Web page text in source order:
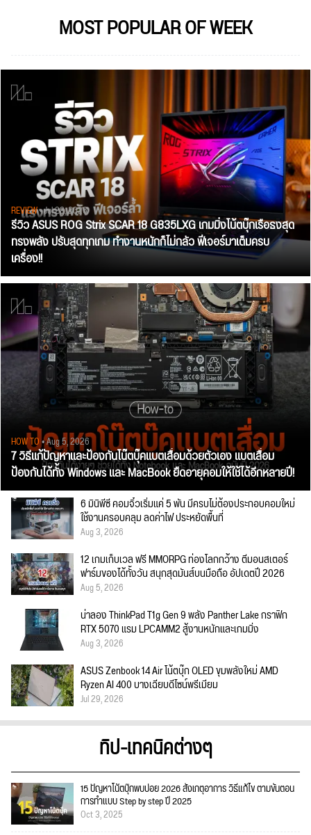
MOST POPULAR OF WEEK
REVIEW• Jul 28, 2026
รีวิว ASUS ROG Strix SCAR 18 G835LXG เกมมิ่งโน้ตบุ๊กเรือธงสุด
ทรงพลัง ปรับสุดทุกเกม ทำงานหนักก็ไม่กลัว ฟีเจอร์มาเต็มครบ
เครื่อง!!
HOW TO• Aug 5, 2026
7 วิธีแก้ปัญหาและป้องกันโน๊ตบุ๊คแบตเสื่อมด้วยตัวเอง แบตเสื่อม
ป้องกันได้ทั้ง Windows และ MacBook ยืดอายุคอมให้ใช้ได้อีกหลายปี!
6 มินิพีซี คอมจิ๋วเริ่มแค่ 5 พัน มีครบไม่ต้องประกอบคอมใหม่
ใช้งานครอบคลุม ลดค่าไฟ ประหยัดพื้นที่
Aug 3, 2026
12 เกมเก็บเวล ฟรี MMORPG ท่องโลกกว้าง ตีมอนสเตอร์
ฟาร์มของได้ทั้งวัน สนุกสุดมันส์บนมือถือ อัปเดตปี 2026
Aug 5, 2026
น่าลอง ThinkPad T1g Gen 9 พลัง Panther Lake กราฟิก
RTX 5070 แรม LPCAMM2 สู้งานหนักและเกมมิ่ง
Aug 3, 2026
ASUS Zenbook 14 Air โน้ตบุ๊ก OLED ขุมพลังใหม่ AMD
Ryzen AI 400 บางเฉียบดีไซน์พรีเมียม
Jul 29, 2026
ทิป-เทคนิคต่างๆ
15 ปัญหาโน้ตบุ๊กพบบ่อย 2026 สังเกตุอาการ วิธีแก้ไข ตามขั้นตอน
การทำแบบ Step by step ปี 2025
Oct 3, 2025